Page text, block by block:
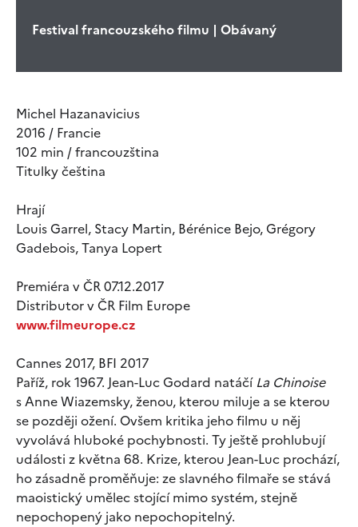
Festival francouzského filmu | Obávaný
Michel Hazanavicius
2016 / Francie
102 min / francouzština
Titulky čeština
Hrají
Louis Garrel, Stacy Martin, Bérénice Bejo, Grégory
Gadebois, Tanya Lopert
Premiéra v ČR 07.12.2017
Distributor v ČR Film Europe
www.filmeurope.cz
Cannes 2017, BFI 2017
Paříž, rok 1967. Jean-Luc Godard natáčí La Chinoise
s Anne Wiazemsky, ženou, kterou miluje a se kterou
se později ožení. Ovšem kritika jeho filmu u něj
vyvolává hluboké pochybnosti. Ty ještě prohlubují
události z května 68. Krize, kterou Jean-Luc prochází,
ho zásadně proměňuje: ze slavného filmaře se stává
maoistický umělec stojící mimo systém, stejně
nepochopený jako nepochopitelný.